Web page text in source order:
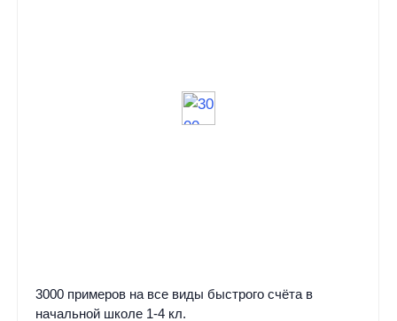
3000 примеров на все виды быстрого счёта в
начальной школе 1-4 кл.